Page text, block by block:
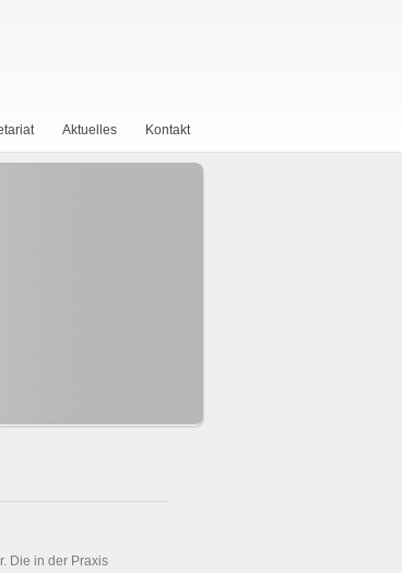
Aktuelles Kontakt
Die in der Praxis